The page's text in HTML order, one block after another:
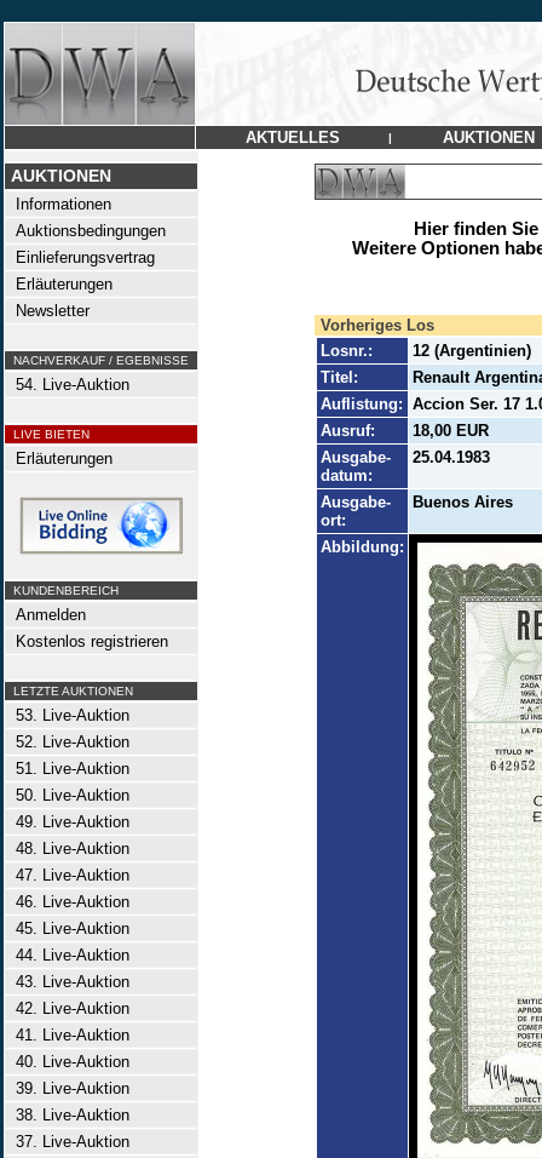
AKTUELLES | AUKTIONEN
AUKTIONEN
Informationen
Auktionsbedingungen
Einlieferungsvertrag
Erläuterungen
Newsletter
NACHVERKAUF / EGEBNISSE
54. Live-Auktion
LIVE BIETEN
Erläuterungen
KUNDENBEREICH
Anmelden
Kostenlos registrieren
LETZTE AUKTIONEN
53. Live-Auktion
52. Live-Auktion
51. Live-Auktion
50. Live-Auktion
49. Live-Auktion
48. Live-Auktion
47. Live-Auktion
46. Live-Auktion
45. Live-Auktion
44. Live-Auktion
43. Live-Auktion
42. Live-Auktion
41. Live-Auktion
40. Live-Auktion
39. Live-Auktion
38. Live-Auktion
37. Live-Auktion
Hier finden
Weitere Optionen
Vorheriges Los
Losnr.:
12 (Argentinien)
Titel:
Renault
Auflistung: Accion Ser. 17
Ausruf:
18,00 EUR
Ausgabe-
datum:
25.04.1983
Ausgabe-
ort:
Buenos Aires
Abbildung: